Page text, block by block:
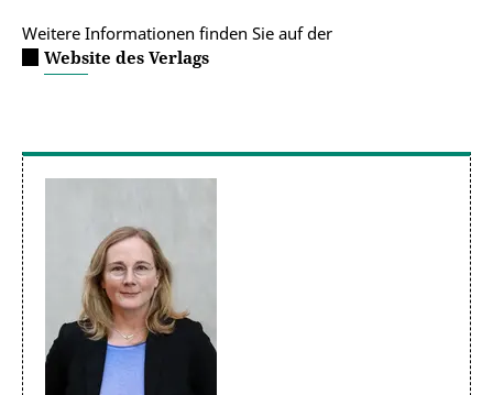
Weitere Informationen finden Sie auf der
Website des Verlags